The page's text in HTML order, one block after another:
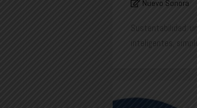
Nuevo Sonora
Sustentabilidad:
inteligentes,